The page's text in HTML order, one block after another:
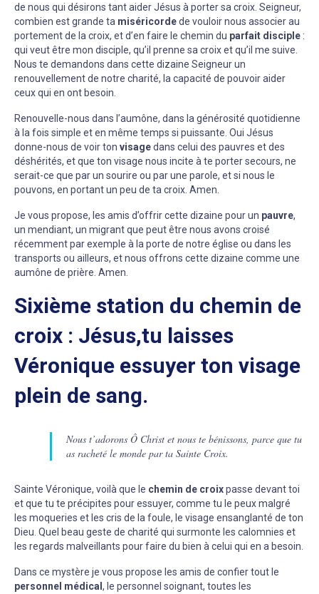
de nous qui désirons tant aider Jésus à porter sa croix. Seigneur,
combien est grande ta miséricordede vouloir nous associer au
portement de la croix, et d’en faire le chemin du parfait disciple :
qui veut être mon disciple, qu’il prenne sa croix et qu’il me suive.
Nous te demandons dans cette dizaine Seigneur un
renouvellement de notre charité, la capacité de pouvoir aider
ceux qui en ont besoin.
Renouvelle-nous dans l’aumône, dans la générosité quotidienne
à la fois simple et en même temps si puissante. Oui Jésus
donne-nous de voir ton visagedans celui des pauvres et des
déshérités, et que ton visage nous incite à te porter secours, ne
serait-ce que par un sourire ou par une parole, et si nous le
pouvons, en portant un peu de ta croix. Amen.
Je vous propose, les amis d’offrir cette dizaine pour un pauvre,
un mendiant, un migrant que peut être nous avons croisé
récemment par exemple à la porte de notre église ou dans les
transports ou ailleurs, et nous offrons cette dizaine comme une
aumône de prière. Amen.
Sixième station du chemin de
croix : Jésus,tu laisses
Véronique essuyer ton visage
plein de sang.
Nous t’adorons Ô Christ et nous te bénissons, parce que tu
as racheté le monde par ta Sainte Croix.
Sainte Véronique, voilà que le chemin de croixpasse devant toi
et que tu te précipites pour essuyer, comme tu le peux malgré
les moqueries et les cris de la foule, le visage ensanglanté de ton
Dieu. Quel beau geste de charité qui surmonte les calomnies et
les regards malveillants pour faire du bien à celui qui en a besoin.
Dans ce mystère je vous propose les amis de confier tout le
personnel médical , le personnel soignant, toutes les